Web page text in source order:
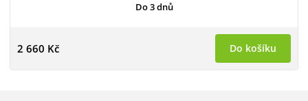
Do 3 dnů
2 660 Kč Do košíku